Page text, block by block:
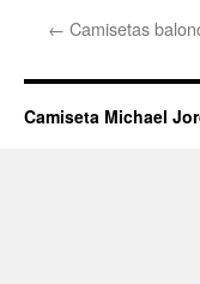
← Camisetas
Camiseta Michael